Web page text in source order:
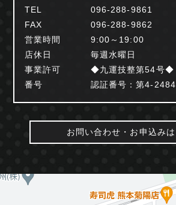
TEL
096-288-9861
FAX
096-288-9862
営業時間
9:00～19:00
店休日
毎週水曜日
事業許可
番号
◆九運技整第54号◆
認証番号：第4-2484
お問い合わせ・お申込みは